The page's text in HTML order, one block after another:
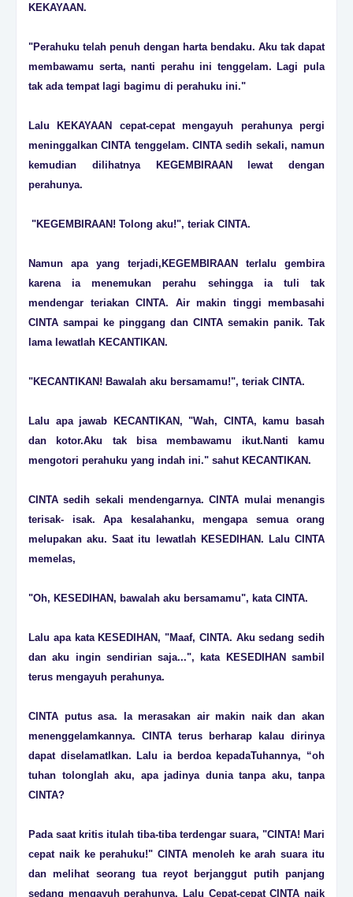
KEKAYAAN.
"Perahuku telah penuh dengan harta bendaku. Aku tak dapat
membawamu serta, nanti perahu ini tenggelam. Lagi pula
tak ada tempat lagi bagimu di perahuku ini."
Lalu KEKAYAAN cepat-cepat mengayuh perahunya pergi
meninggalkan CINTA tenggelam. CINTA sedih sekali, namun
kemudian dilihatnya KEGEMBIRAAN lewat dengan
perahunya.
"KEGEMBIRAAN! Tolong aku!", teriak CINTA.
Namun apa yang terjadi,KEGEMBIRAAN terlalu gembira
karena ia menemukan perahu sehingga ia tuli tak
mendengar teriakan CINTA. Air makin tinggi membasahi
CINTA sampai ke pinggang dan CINTA semakin panik. Tak
lama lewatlah KECANTIKAN.
"KECANTIKAN! Bawalah aku bersamamu!", teriak CINTA.
Lalu apa jawab KECANTIKAN, "Wah, CINTA, kamu basah
dan kotor.Aku tak bisa membawamu ikut.Nanti kamu
mengotori perahuku yang indah ini." sahut KECANTIKAN.
CINTA sedih sekali mendengarnya. CINTA mulai menangis
terisak- isak. Apa kesalahanku, mengapa semua orang
melupakan aku. Saat itu lewatlah KESEDIHAN. Lalu CINTA
memelas,
"Oh, KESEDIHAN, bawalah aku bersamamu", kata CINTA.
Lalu apa kata KESEDIHAN, "Maaf, CINTA. Aku sedang sedih
dan aku ingin sendirian saja...", kata KESEDIHAN sambil
terus mengayuh perahunya.
CINTA putus asa. Ia merasakan air makin naik dan akan
menenggelamkannya. CINTA terus berharap kalau dirinya
dapat diselamatlkan. Lalu ia berdoa kepadaTuhannya, “oh
tuhan tolonglah aku, apa jadinya dunia tanpa aku, tanpa
CINTA?
Pada saat kritis itulah tiba-tiba terdengar suara, "CINTA! Mari
cepat naik ke perahuku!" CINTA menoleh ke arah suara itu
dan melihat seorang tua reyot berjanggut putih panjang
sedang mengayuh perahunya. Lalu Cepat-cepat CINTA naik